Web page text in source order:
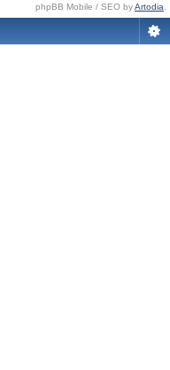
phpBB Mobile / SEO byArtodia.